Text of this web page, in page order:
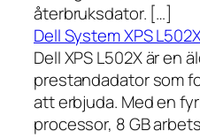
återbruksdator. […]
Dell System XPS
Dell XPS L502X är en
prestandadator som
att erbjuda. Med en
processor, 8 GB